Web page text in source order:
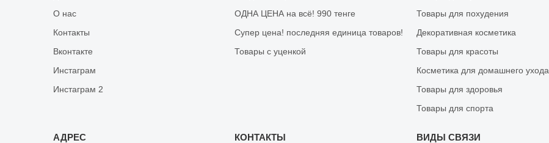
О нас
Контакты
Вконтакте
Инстаграм
Инстаграм 2
ОДНА ЦЕНА на всё! 990 тенге
Супер цена! последняя единица товаров!
Товары с уценкой
Товары для похудения
Декоративная косметика
Товары для красоты
Косметика для домашнего ухода
Товары для здоровья
Товары для спорта